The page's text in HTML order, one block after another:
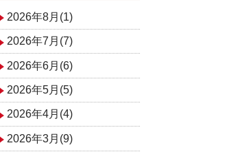
2026年8月(1)
2026年7月(7)
2026年6月(6)
2026年5月(5)
2026年4月(4)
2026年3月(9)